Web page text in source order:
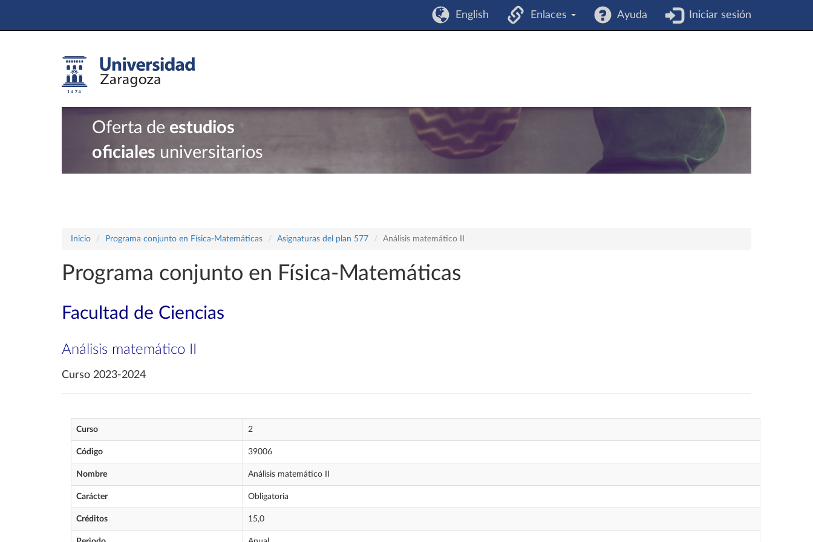
English Enlaces Ayuda Iniciar sesión
Oferta de estudios
oficiales universitarios
Inicio Programa conjunto en Física-Matemáticas Asignaturas del plan 577 Análisis matemático II
Programa conjunto en Física-Matemáticas
Facultad de Ciencias
Análisis matemático II
Curso 2023-2024
Curso 2
Código 39006
Nombre Análisis matemático II
Carácter Obligatoria
Créditos 15,0